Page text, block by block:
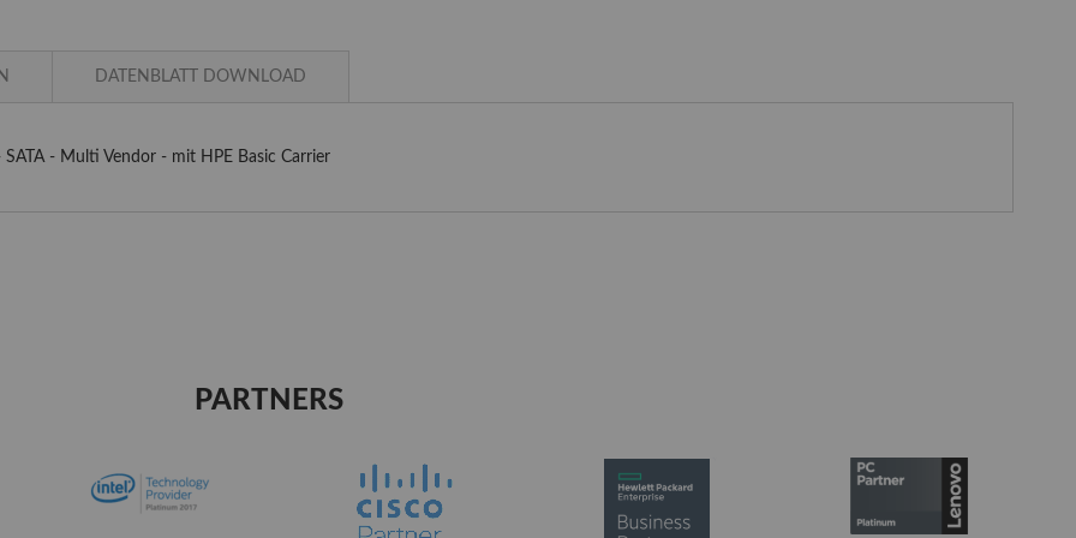
- Multi Vendor - mit HPE Basic Carrier
DATENBLATT DOWNLOAD
PARTNERS